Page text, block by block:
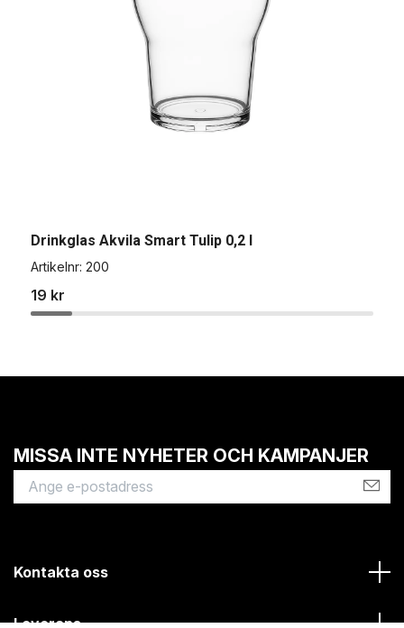
Drinkglas Akvila Smart Tulip 0,2 l
Artikelnr: 200
19 kr
MISSA INTE NYHETER OCH KAMPANJER
Kontakta oss
Leverans